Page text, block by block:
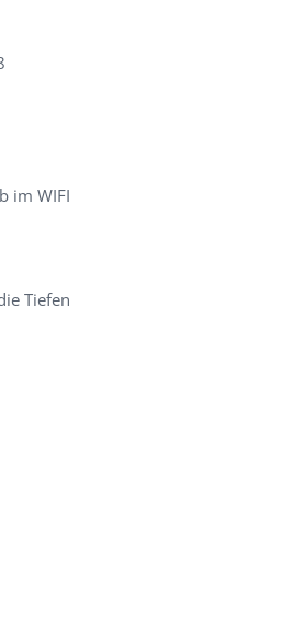
im WIFI
Tiefen